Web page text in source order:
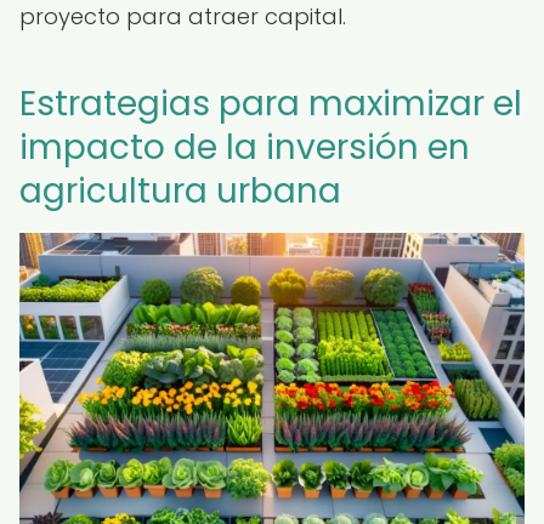
proyecto para atraer capital.
Estrategias para maximizar el
impacto de la inversión en
agricultura urbana